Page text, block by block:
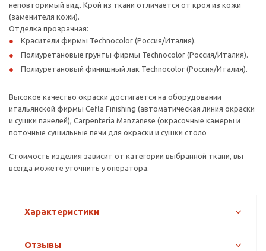
неповторимый вид. Крой из ткани отличается от кроя из кожи
(заменителя кожи).
Отделка прозрачная:
Красители фирмы Technocolor (Россия/Италия).
Полиуретановые грунты фирмы Technocolor (Россия/Италия).
Полиуретановый финишный лак Technocolor (Россия/Италия).
Высокое качество окраски достигается на оборудовании
итальянской фирмы Cefla Finishing (автоматическая линия окраски
и сушки панелей), Carpenteria Manzanese (окрасочные камеры и
поточные сушильные печи для окраски и сушки столо
Стоимость изделия зависит от категории выбранной ткани, вы
всегда можете уточнить у оператора.
Характеристики
Отзывы